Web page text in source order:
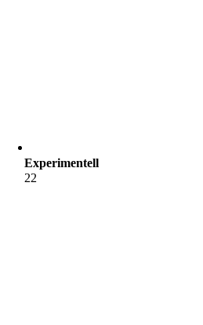
Experimentell
22